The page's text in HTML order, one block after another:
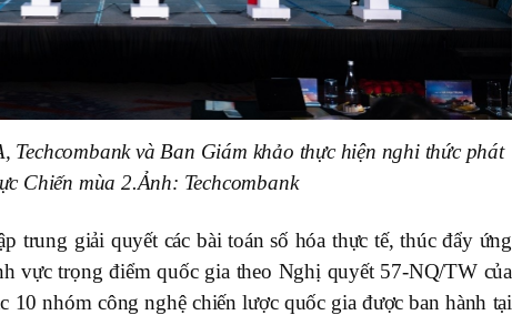
và Ban Giám khảo thực hiện nghi thức phát
Chiến mùa 2.Ảnh: Techcombank
trung giải quyết các bài toán số hóa thực tế, thúc đẩy ứng
vực trọng điểm quốc gia theo Nghị quyết 57-NQ/TW của
nhóm công nghệ chiến lược quốc gia được ban hành tại